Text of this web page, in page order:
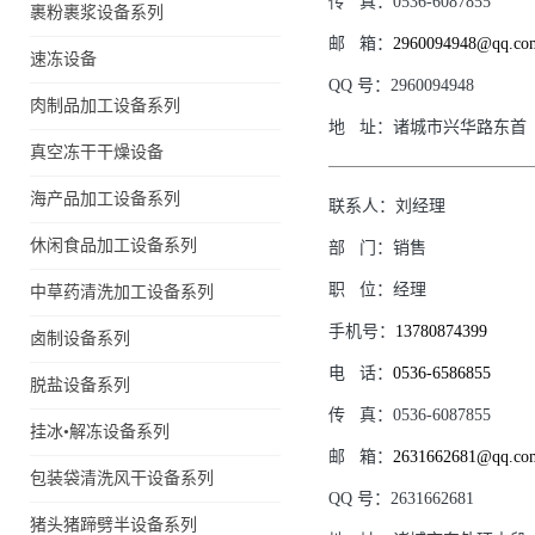
裹粉裹浆设备系列
速冻设备
肉制品加工设备系列
真空冻干干燥设备
海产品加工设备系列
休闲食品加工设备系列
中草药清洗加工设备系列
卤制设备系列
脱盐设备系列
挂冰•解冻设备系列
包装袋清洗风干设备系列
猪头猪蹄劈半设备系列
邮 箱：
QQ 号： 2960094948
地 址： 诸城市兴华路东首
联系人： 刘经理
部 门： 销售
职 位： 经理
手机号： 13780874399
电 话： 0536-6586855
传 真： 0536-6087855
邮 箱：
QQ 号： 2631662681